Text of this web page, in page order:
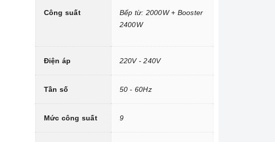
Công suất
Bếp từ: 2000W + Booster
2400W
Điện áp 220V - 240V
Tần số 50 - 60Hz
Mức công suất 9